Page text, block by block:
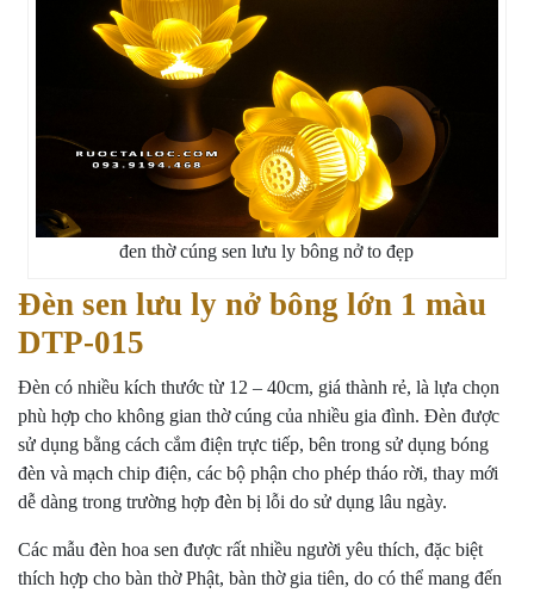
đen thờ cúng sen lưu ly bông nở to đẹp
Đèn sen lưu ly nở bông lớn 1 màu
DTP-015
Đèn có nhiều kích thước từ 12 – 40cm, giá thành rẻ, là lựa chọn
phù hợp cho không gian thờ cúng của nhiều gia đình. Đèn được
sử dụng bằng cách cắm điện trực tiếp, bên trong sử dụng bóng
đèn và mạch chip điện, các bộ phận cho phép tháo rời, thay mới
dễ dàng trong trường hợp đèn bị lỗi do sử dụng lâu ngày.
Các mẫu đèn hoa sen được rất nhiều người yêu thích, đặc biệt
thích hợp cho bàn thờ Phật, bàn thờ gia tiên, do có thể mang đến